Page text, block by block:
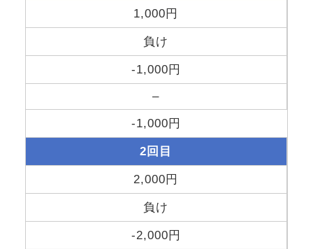
1,000円
負け
-1,000円
–
-1,000円
2回目
2,000円
負け
-2,000円